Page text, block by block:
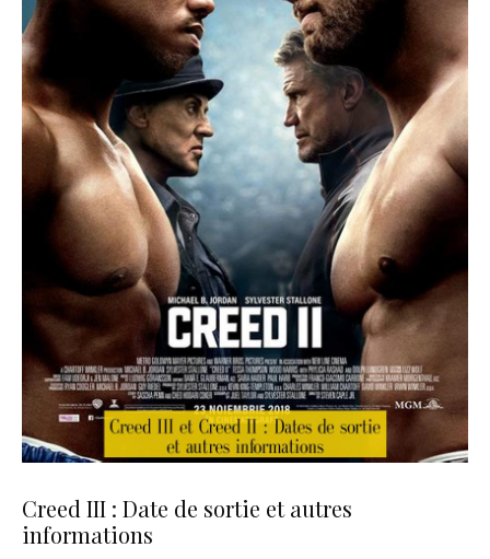
Creed III : Date de sortie et autres
informations